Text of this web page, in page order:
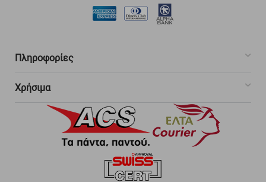
Πληροφορίες
Χρήσιμα